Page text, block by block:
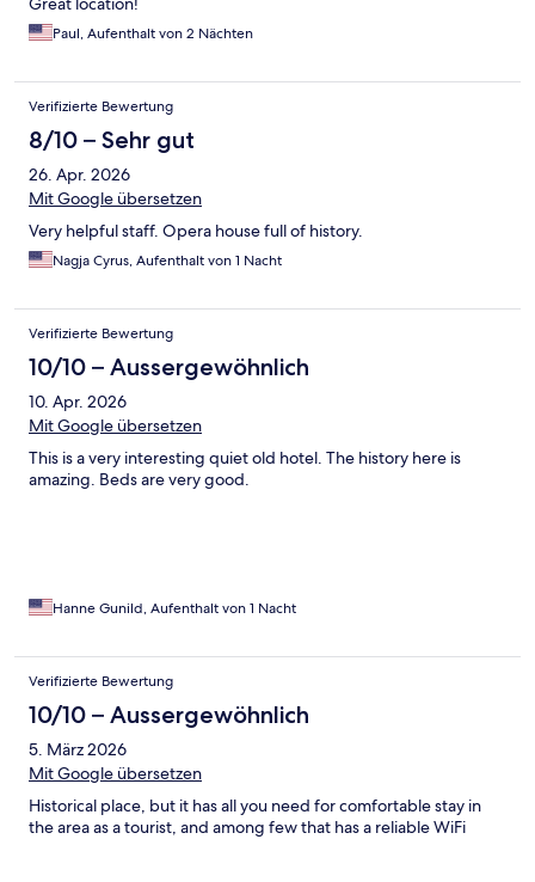
Paul, Aufenthalt von 2 Nächten
Verifizierte Bewertung
8/10 – Sehr gut
26. Apr. 2026
Mit Google übersetzen
Very helpful staff. Opera house full of history.
Nagja Cyrus, Aufenthalt von 1 Nacht
Verifizierte Bewertung
10/10 – Aussergewöhnlich
10. Apr. 2026
Mit Google übersetzen
This is a very interesting quiet old hotel. The history here is
amazing. Beds are very good.
Hanne Gunild, Aufenthalt von 1 Nacht
Verifizierte Bewertung
10/10 – Aussergewöhnlich
5. März 2026
Mit Google übersetzen
Historical place, but it has all you need for comfortable stay in
the area as a tourist, and among few that has a reliable WiFi